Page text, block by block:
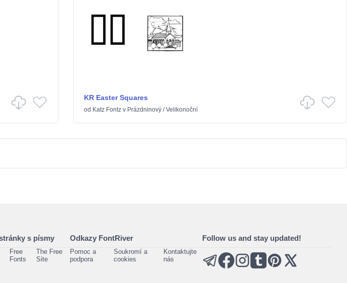
KR Easter Squares
od Katz Fontzv Prázdninový/Velikonoční
s písmy
Free
Fonts
The Free
Site
Odkazy FontRiver
Pomoc a
podpora
Soukromí a
cookies
Kontaktujte
nás
Follow us and stay updated!